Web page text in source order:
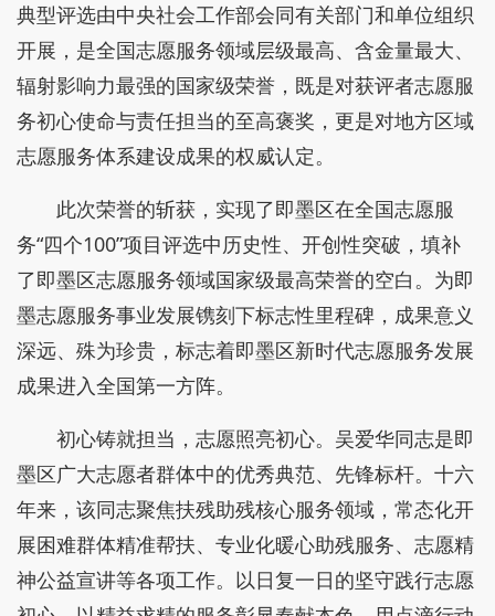
典型评选由中央社会工作部会同有关部门和单位组织
开展，是全国志愿服务领域层级最高、含金量最大、
辐射影响力最强的国家级荣誉，既是对获评者志愿服
务初心使命与责任担当的至高褒奖，更是对地方区域
志愿服务体系建设成果的权威认定。
此次荣誉的斩获，实现了即墨区在全国志愿服
务“四个100”项目评选中历史性、开创性突破，填补
了即墨区志愿服务领域国家级最高荣誉的空白。为即
墨志愿服务事业发展镌刻下标志性里程碑，成果意义
深远、殊为珍贵，标志着即墨区新时代志愿服务发展
成果进入全国第一方阵。
初心铸就担当，志愿照亮初心。吴爱华同志是即
墨区广大志愿者群体中的优秀典范、先锋标杆。十六
年来，该同志聚焦扶残助残核心服务领域，常态化开
展困难群体精准帮扶、专业化暖心助残服务、志愿精
神公益宣讲等各项工作。以日复一日的坚守践行志愿